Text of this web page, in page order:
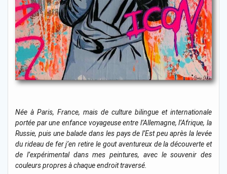
Née à Paris, France, mais de culture bilingue et internationale
portée par une enfance voyageuse entre l’Allemagne, l’Afrique, la
Russie, puis une balade dans les pays de l’Est peu après la levée
du rideau de fer j’en retire le gout aventureux de la découverte et
de l’expérimental dans mes peintures, avec le souvenir des
couleurs propres à chaque endroit traversé.